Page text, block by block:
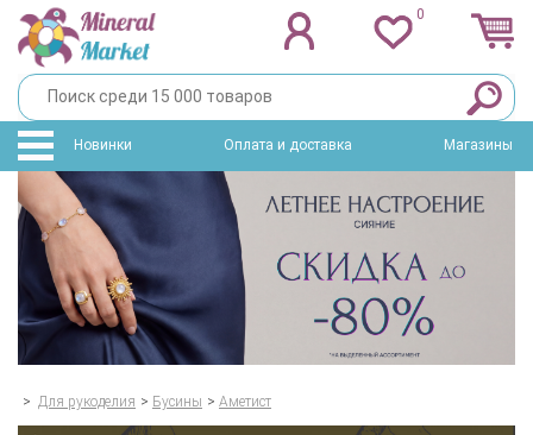
0
Новинки Оплата и доставка Магазины
> Для рукоделия > Бусины > Аметист